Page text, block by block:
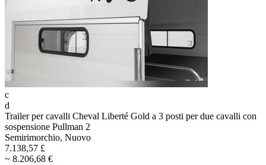
c
d
Trailer per cavalli Cheval Liberté Gold a 3 posti per due cavalli con
sospensione Pullman 2
Semirimorchio, Nuovo
7.138,57 £
~ 8.206,68 €